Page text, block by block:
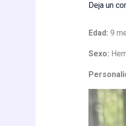
Deja un
Edad: 9
Sexo: